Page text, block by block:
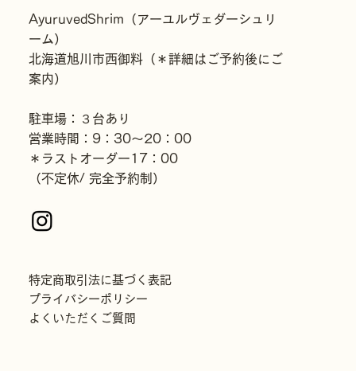
AyuruvedShrim（アーユルヴェダーシュリ
ーム）
北海道旭川市西御料（＊詳細はご予約後にご
案内）
駐車場：３台あり
営業時間：9：30〜20：00
＊ラストオーダー17：00
（不定休/ 完全予約制）
特定商取引法に基づく表記
プライバシーポリシー
よくいただくご質問